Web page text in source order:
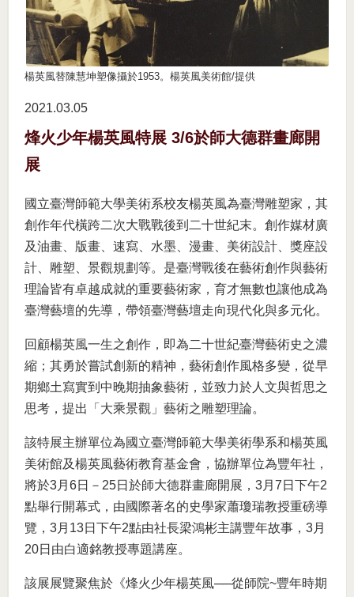
楊英風替陳慧坤塑像攝於1953。楊英風美術館/提供
2021.03 05
烽火少年楊英風特展 3/6於師大德群畫廊開
展
國立臺灣師範大學美術系校友楊英風為臺灣雕塑家，其
創作年代橫跨二次大戰戰後到二十世紀末。創作媒材廣
及油畫、版畫、速寫、水墨、漫畫、美術設計、獎座設
計、雕塑、景觀規劃等。是臺灣戰後在藝術創作與藝術
理論皆有卓越成就的重要藝術家，育才無數也讓他成為
臺灣藝壇的先導，帶領臺灣藝壇走向現代化與多元化。
回顧楊英風一生之創作，即為二十世紀臺灣藝術史之濃
縮；其勇於嘗試創新的精神，藝術創作風格多變，從早
期鄉土寫實到中晚期抽象藝術，並致力於人文與哲思之
思考，提出「大乘景觀」藝術之雕塑理論。
該特展主辦單位為國立臺灣師範大學美術學系和楊英風
美術館及楊英風藝術教育基金會，協辦單位為豐年社，
將於3月6日－25日於師大德群畫廊開展，3月7日下午2
點舉行開幕式，由國際著名的史學家蕭瓊瑞教授重磅導
覽，3月13日下午2點由社長梁鴻彬主講豐年故事，3月
20日由白適銘教授專題講座。
該展展覽聚焦於《烽火少年楊英風──從師院~豐年時期